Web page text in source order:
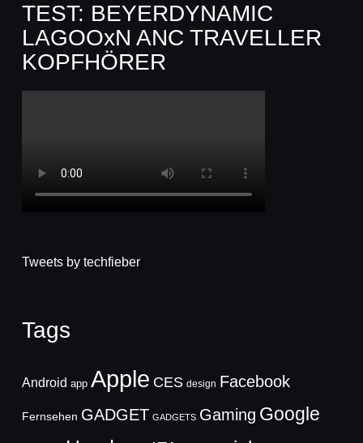
TEST: BEYERDYNAMIC
LAGOOxN ANC TRAVELLER
KOPFHÖRER
Tweets by techfieber
Tags
Android app Apple CES design Facebook
Fernsehen GADGET GADGETS Gaming Google